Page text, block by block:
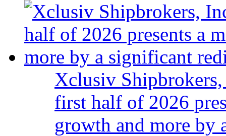
Xclusiv
first half of 2026
growth and more